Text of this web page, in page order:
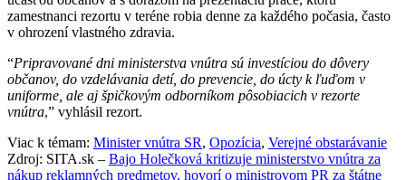
zamestnanci rezortu v teréne robia denne za každého počasia, často
v ohrození vlastného zdravia.
“Pripravované dni ministerstva vnútra sú investíciou do dôvery
občanov, do vzdelávania detí, do prevencie, do úcty k ľuďom v
uniforme, ale aj špičkovým odborníkom pôsobiacich v rezorte
vnútra,” vyhlásil rezort.
Viac k témam: Minister vnútra SR, Opozícia, Verejné obstarávanie
Zdroj: SITA.sk – Bajo Holečková kritizuje ministerstvo vnútra za
nákup reklamných predmetov, hovorí o ministrovom PR za štátne